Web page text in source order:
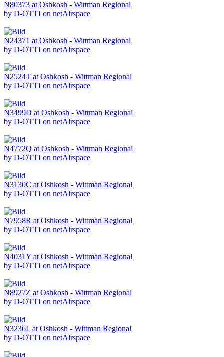
N80373 at Oshkosh - Wittman Regional
by D-OTTI on netAirspace
N24371 at Oshkosh - Wittman Regional
by D-OTTI on netAirspace
N2524T at Oshkosh - Wittman Regional
by D-OTTI on netAirspace
N3499D at Oshkosh - Wittman Regional
by D-OTTI on netAirspace
N4772Q at Oshkosh - Wittman Regional
by D-OTTI on netAirspace
N3130C at Oshkosh - Wittman Regional
by D-OTTI on netAirspace
N7958R at Oshkosh - Wittman Regional
by D-OTTI on netAirspace
N4031Y at Oshkosh - Wittman Regional
by D-OTTI on netAirspace
N8927Z at Oshkosh - Wittman Regional
by D-OTTI on netAirspace
N3236L at Oshkosh - Wittman Regional
by D-OTTI on netAirspace